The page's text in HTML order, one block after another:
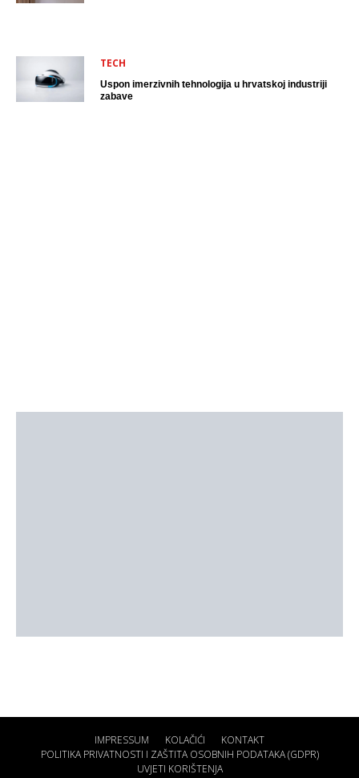
TECH
Uspon imerzivnih tehnologija u hrvatskoj industriji
zabave
IMPRESSUM KOLAČIĆI
KONTAKT
POLITIKA PRIVATNOSTI I ZAŠTITA OSOBNIH PODATAKA (GDPR)
UVJETI KORIŠTENJA